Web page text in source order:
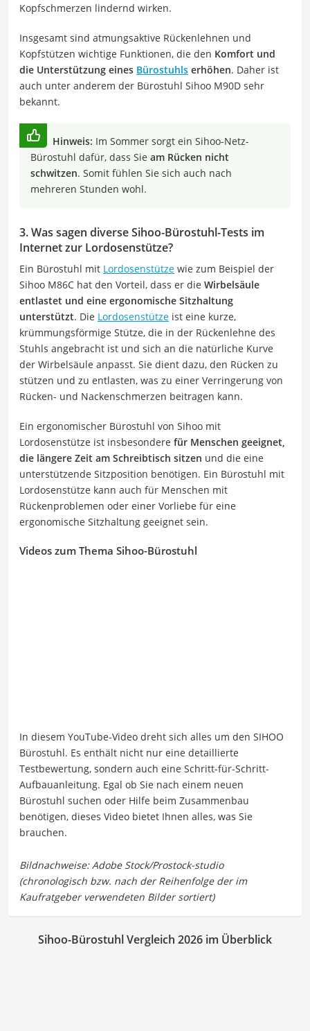
Kopfschmerzen lindernd wirken.
Insgesamt sind atmungsaktive Rückenlehnen und
Kopfstützen wichtige Funktionen, die den Komfort und
die Unterstützung eines Bürostuhls erhöhen. Daher ist
auch unter anderem der Bürostuhl Sihoo M90D sehr
bekannt.
Hinweis: Im Sommer sorgt ein Sihoo-Netz-
Bürostuhl dafür, dass Sie am Rücken nicht
schwitzen. Somit fühlen Sie sich auch nach
mehreren Stunden wohl.
3. Was sagen diverse Sihoo-Bürostuhl-Tests im
Internet zur Lordosenstütze?
Ein Bürostuhl mit Lordosenstütze wie zum Beispiel der
Sihoo M86C hat den Vorteil, dass er die Wirbelsäule
entlastet und eine ergonomische Sitzhaltung
unterstützt. Die Lordosenstütze ist eine kurze,
krümmungsförmige Stütze, die in der Rückenlehne des
Stuhls angebracht ist und sich an die natürliche Kurve
der Wirbelsäule anpasst. Sie dient dazu, den Rücken zu
stützen und zu entlasten, was zu einer Verringerung von
Rücken- und Nackenschmerzen beitragen kann.
Ein ergonomischer Bürostuhl von Sihoo mit
Lordosenstütze ist insbesondere für Menschen geeignet,
die längere Zeit am Schreibtisch sitzen und die eine
unterstützende Sitzposition benötigen. Ein Bürostuhl mit
Lordosenstütze kann auch für Menschen mit
Rückenproblemen oder einer Vorliebe für eine
ergonomische Sitzhaltung geeignet sein.
Videos zum Thema Sihoo-Bürostuhl
In diesem YouTube-Video dreht sich alles um den SIHOO
Bürostuhl. Es enthält nicht nur eine detaillierte
Testbewertung, sondern auch eine Schritt-für-Schritt-
Aufbauanleitung. Egal ob Sie nach einem neuen
Bürostuhl suchen oder Hilfe beim Zusammenbau
benötigen, dieses Video bietet Ihnen alles, was Sie
brauchen.
Sihoo-Bürostuhl Vergleich 2026 im Überblick